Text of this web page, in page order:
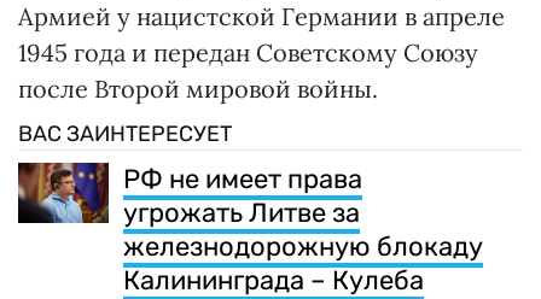
Армией у нацистской Германии в апреле
1945 года и передан Советскому Союзу
после Второй мировой войны.
ВАС ЗАИНТЕРЕСУЕТ
РФ не имеет права
угрожать Литве за
железнодорожную блокаду
Калининграда – Кулеба